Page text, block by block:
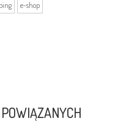
e-shop